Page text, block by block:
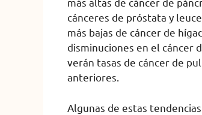
cánceres de próstata y
más bajas de cáncer de
disminuciones en el cáncer
verán tasas de cáncer de
anteriores.
Algunas de estas